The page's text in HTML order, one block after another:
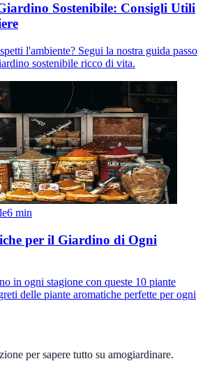
Sostenibile: Consigli Utili
l'ambiente? Segui la nostra guida passo
sostenibile ricco di vita.
6 min
per il Giardino di Ogni
in ogni stagione con queste 10 piante
delle piante aromatiche perfette per ogni
per sapere tutto su amogiardinare.